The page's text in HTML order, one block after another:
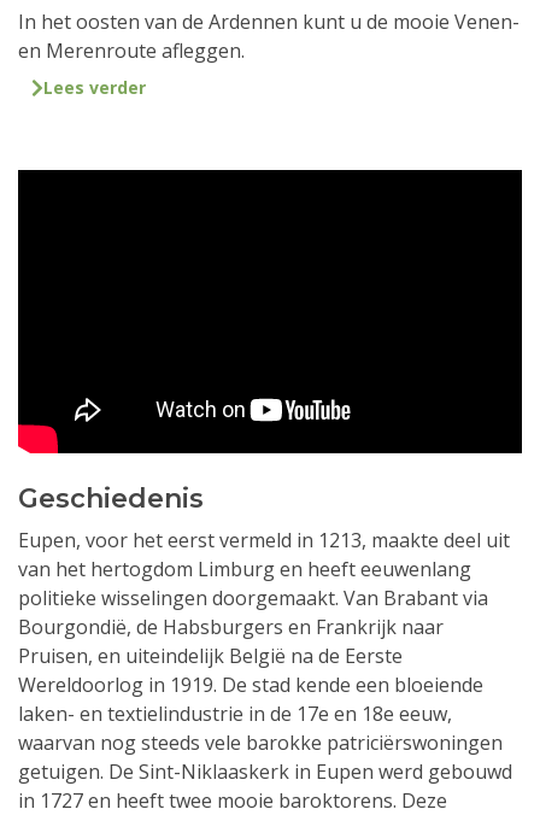
In het oosten van de Ardennen kunt u de mooie Venen-
en Merenroute afleggen.
Lees verder
Geschiedenis
Eupen, voor het eerst vermeld in 1213, maakte deel uit
van het hertogdom Limburg en heeft eeuwenlang
politieke wisselingen doorgemaakt. Van Brabant via
Bourgondië, de Habsburgers en Frankrijk naar
Pruisen, en uiteindelijk België na de Eerste
Wereldoorlog in 1919. De stad kende een bloeiende
laken- en textielindustrie in de 17e en 18e eeuw,
waarvan nog steeds vele barokke patriciërswoningen
getuigen. De Sint-Niklaaskerk in Eupen werd gebouwd
in 1727 en heeft twee mooie baroktorens. Deze